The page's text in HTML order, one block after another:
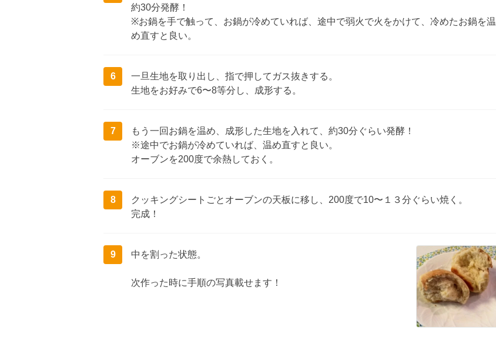
約30分発酵！
※お鍋を手で触って、お鍋が冷めていれば、途中で弱火で火をかけて、冷めたお鍋を温
め直すと良い。
6
一旦生地を取り出し、指で押してガス抜きする。
生地をお好みで6〜8等分し、成形する。
7
もう一回お鍋を温め、成形した生地を入れて、約30分ぐらい発酵！
※途中でお鍋が冷めていれば、温め直すと良い。
オーブンを200度で余熱しておく。
8
クッキングシートごとオーブンの天板に移し、200度で10〜１３分ぐらい焼く。
完成！
9 中を割った状態。
次作った時に手順の写真載せます！